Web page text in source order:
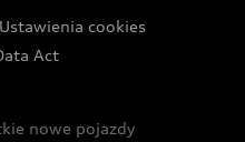
Narciarskich w
Ustawienia cookies
Act
nowe pojazdy